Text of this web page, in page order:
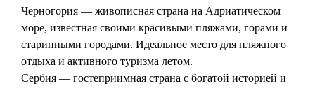
Черногория — живописная страна на Адриатическом
море, известная своими красивыми пляжами, горами и
старинными городами. Идеальное место для пляжного
отдыха и активного туризма летом.
Сербия — гостеприимная страна с богатой историей и